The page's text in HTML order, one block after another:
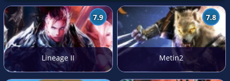
7.9
Lineage II
7.8
Metin2